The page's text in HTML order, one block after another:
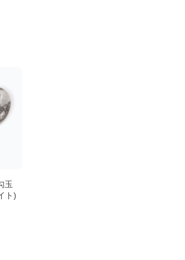
玉
ト)